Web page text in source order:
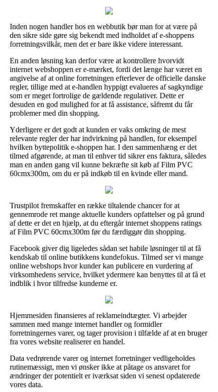
Inden nogen handler hos en webbutik bør man for at være på
den sikre side gøre sig bekendt med indholdet af e-shoppens
forretningsvilkår, men det er bare ikke videre interessant.
En anden løsning kan derfor være at kontrollere hvorvidt
internet webshoppen er e-mærket, fordi det længe har været en
angivelse af at online forretningen efterlever de officielle danske
regler, tillige med at e-handlen hyppigt evalueres af sagkyndige
som er meget fortrolige de gældende regulativer. Dette er
desuden en god mulighed for at få assistance, såfremt du får
problemer med din shopping.
Yderligere er det godt at kunden er vaks omkring de mest
relevante regler der har indvirkning på handlen, for eksempel
hvilken byttepolitik e-shoppen har. I den sammenhæng er det
tilmed afgørende, at man til enhver tid sikrer ens faktura, således
man en anden gang vil kunne bekræfte sit køb af Film PVC
60cmx300m, om du er på indkøb til en kvinde eller mand.
Trustpilot fremskaffer en række tiltalende chancer for at
gennemrode ret mange aktuelle kunders opfattelser og på grund
af dette er det en hjælp, at du eftergår internet shoppens ratings
af Film PVC 60cmx300m før du færdiggør din shopping.
Facebook giver dig ligeledes sådan set habile løsninger til at få
kendskab til online butikkens kundefokus. Tilmed ser vi mange
online webshops hvor kunder kan publicere en vurdering af
virksomhedens service, hvilket ydermere kan benyttes til at få et
indblik i hvor tilfredse kunderne er.
Hjemmesiden finansieres af reklameindtægter. Vi arbejder
sammen med mange internet handler og formidler
forretningernes varer, og tager provision i tilfælde af at en bruger
fra vores website realiserer en handel.
Data vedrørende varer og internet forretninger vedligeholdes
rutinemæssigt, men vi ønsker ikke at påtage os ansvaret for
ændringer der potentielt er iværksat siden vi senest opdaterede
vores data.